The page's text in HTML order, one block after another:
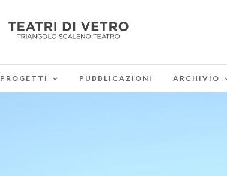
PROGETTI PUBBLICAZIONI ARCHIVIO